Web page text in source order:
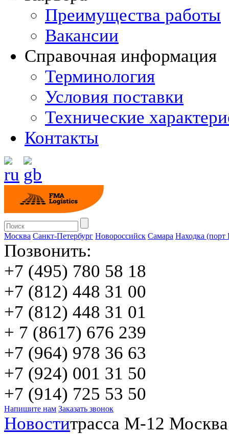
Преимущества работы
Вакансии
Справочная информация
Терминология
Условия поставки
Технические
Контакты
Москва Санкт-Петербург Новороссийск Cамара Находка
Позвонить:
+7 (495) 780 58 18
+7 (812) 448 31 00
+7 (812) 448 31 01
+ 7 (8617) 676 239
+7 (964) 978 36 63
+7 (924) 001 31 50
+7 (914) 725 53 50
Напишите нам Заказать звонок
Новоститрасса М-12